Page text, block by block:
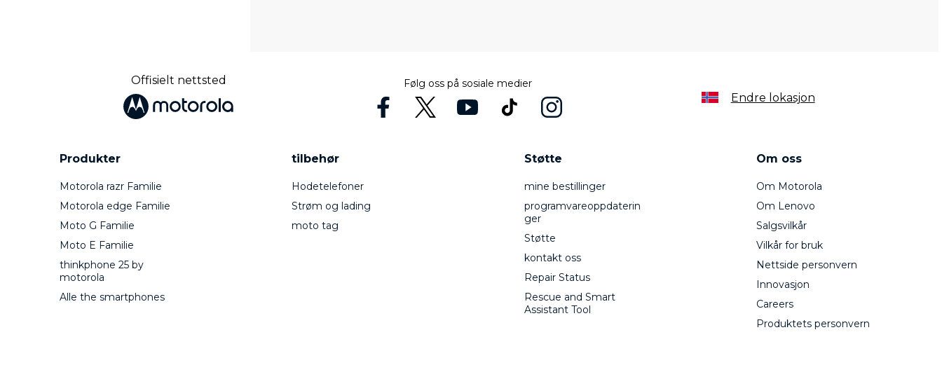
Offisielt nettsted Følg oss på sosiale medier
Endre lokasjon
Produkter
Motorola razr Familie
Motorola edge Familie
Moto G Familie
Moto E Familie
thinkphone 25 by
motorola
Alle the smartphones
tilbehør
Hodetelefoner
Strøm og lading
moto tag
Støtte
mine bestillinger
programvareoppdaterin
ger
Støtte
kontakt oss
Repair Status
Rescue and Smart
Assistant Tool
Om oss
Om Motorola
Om Lenovo
Salgsvilkår
Vilkår for bruk
Nettside personvern
Innovasjon
Careers
Produktets personvern